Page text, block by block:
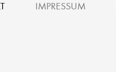
IMPRESSUM